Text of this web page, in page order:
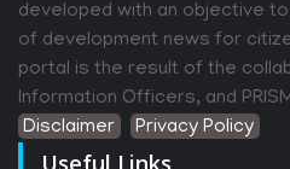
developed with an objective
of development news for
portal is the result of the
Information Officers, and
Disclaimer
Privacy Policy